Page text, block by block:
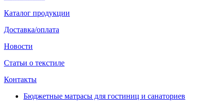
Каталог продукции
Доставка/оплата
Новости
Статьи о текстиле
Контакты
Бюджетные матрасы для гостиниц и санаториев